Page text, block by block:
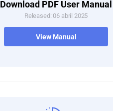
Download PDF User Manual
Released: 06 abril 2025
View Manual